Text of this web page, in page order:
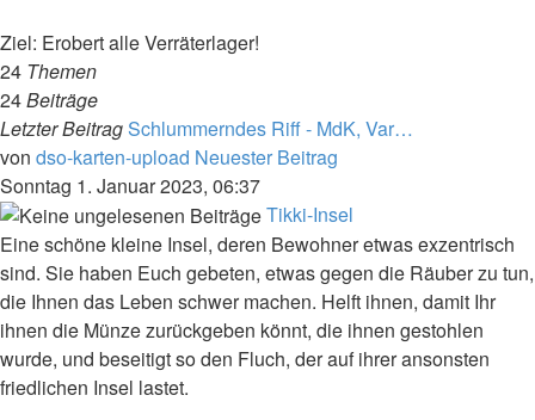
Ziel: Erobert alle Verräterlager!
24 Themen
24Beiträge
Letzter BeitragSchlummerndes Riff - MdK, Var…
von dso-karten-upload Neuester Beitrag
Sonntag 1. Januar 2023, 06:37
Tikki-Insel
Eine schöne kleine Insel, deren Bewohner etwas exzentrisch
sind. Sie haben Euch gebeten, etwas gegen die Räuber zu tun,
die Ihnen das Leben schwer machen. Helft ihnen, damit Ihr
ihnen die Münze zurückgeben könnt, die ihnen gestohlen
wurde, und beseitigt so den Fluch, der auf ihrer ansonsten
friedlichen Insel lastet.